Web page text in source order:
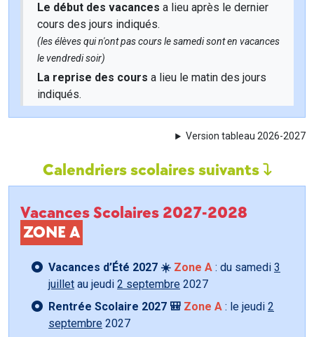
Le début des vacances a lieu après le dernier
cours des jours indiqués.
(les élèves qui n'ont pas cours le samedi sont en vacances
le vendredi soir)
La reprise des cours a lieu le matin des jours
indiqués.
Version tableau 2026-2027
Calendriers scolaires suivants
Vacances Scolaires 2027-2028
ZONE A
Vacances d’Été 2027 ☀️ Zone A : du samedi 3
juillet au jeudi 2 septembre 2027
Rentrée Scolaire 2027 🎒 Zone A : le jeudi 2
septembre 2027